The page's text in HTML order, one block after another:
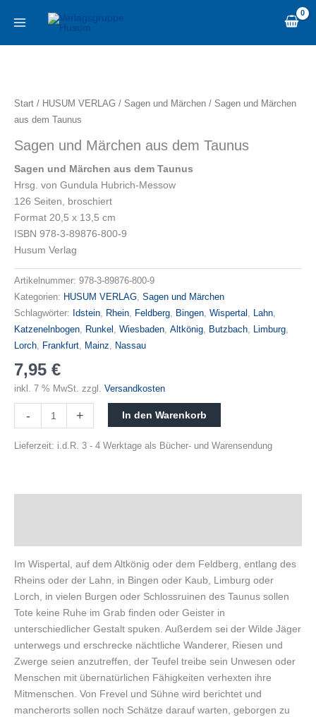
Inhalt
Start / HUSUM VERLAG / Sagen und Märchen / Sagen und Märchen
aus dem Taunus
Sagen und Märchen aus dem Taunus
Sagen und Märchen aus dem Taunus
Hrsg. von Gundula Hubrich-Messow
126 Seiten, broschiert
Format 20,5 x 13,5 cm
ISBN 978-3-89876-800-9
Husum Verlag
Artikelnummer: 978-3-89876-800-9
Kategorien: HUSUM VERLAG, Sagen und Märchen
Schlagwörter:
Idstein, Rhein, Feldberg, Bingen, Wispertal , Lahn,
Katzenelnbogen, Runkel , Wiesbaden, Altkönig, Butzbach, Limburg,
Lorch, Frankfurt, Mainz, Nassau
7,95 €
inkl. 7 % MwSt. zzgl. Versandkosten
-
Märchen
Taunus
Menge
+ In den Warenkorb
Lieferzeit: i.d.R. 3 - 4 Werktage als Bücher- und Warensendung
Im Wispertal, auf dem Altkönig oder dem Feldberg, entlang des
Rheins oder der Lahn, in Bingen oder Kaub, Limburg oder
Lorch, in vielen Burgen oder Schlossruinen des Taunus sollen
Tote keine Ruhe im Grab finden oder Geister in
unterschiedlicher Gestalt spuken. Außerdem sei der Wilde Jäger
unterwegs und erschrecke nächtliche Wanderer, Riesen und
Zwerge seien anzutreffen, der Teufel treibe sein Unwesen oder
Menschen mit übernatürlichen Fähigkeiten verhexten ihre
Mitmenschen. Von Frevel und Sühne wird berichtet und
mancherorts sollen noch Schätze darauf warten, geborgen zu